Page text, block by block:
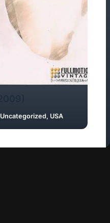
Uncategorized, USA